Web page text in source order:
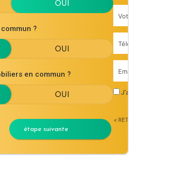
?
en commun ?
étape suivante
J'accepte les
< RETOUR